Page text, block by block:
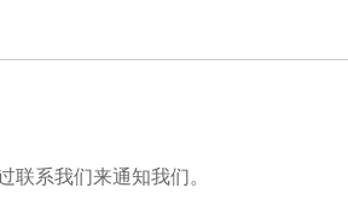
系我们来通知我们。